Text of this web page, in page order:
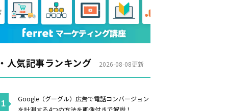
・人気記事ランキング 2026-08-08更新
Google（グーグル）広告で電話コンバージョン
を計測する4つの方法を画像付きで解説！